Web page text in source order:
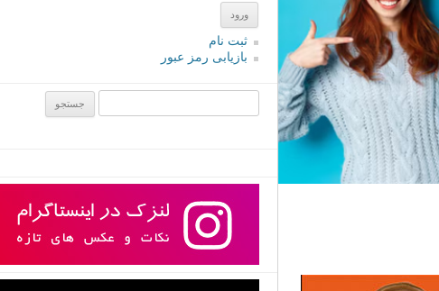
ثبت نام
بازیابی رمز عبور